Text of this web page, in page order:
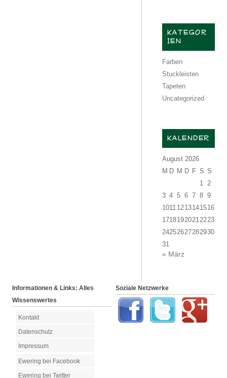
KATEGOR
IEN
Farben
Stuckleisten
Tapeten
Uncategorized
KALENDER
August 2026
M D M D F S S
1
2
3 4 5 6 7 8 9
1011 1213141516
1718192021 2223
24252627282930
31
« März
Informationen & Links: Alles
Wissenswertes
Kontakt
Datenschutz
Impressum
Ewering bei Facebook
Ewering bei Twitter
Soziale Netzwerke